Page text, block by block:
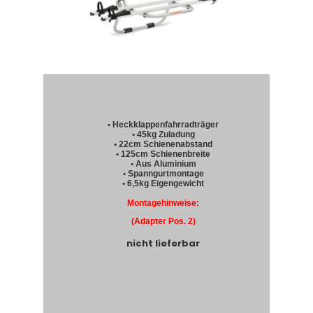
• Heckklappenfahrradträger
• 45kg Zuladung
• 22cm Schienenabstand
• 125cm Schienenbreite
• Aus Aluminium
• Spanngurtmontage
• 6,5kg Eigengewicht
Montagehinweise:
(Adapter Pos. 2)
nicht lieferbar